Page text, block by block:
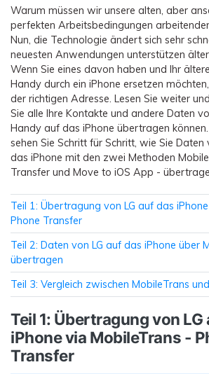
Warum müssen wir unsere alten, aber
perfekten Arbeitsbedingungen
Nun, die Technologie ändert sich sehr
neuesten Anwendungen unterstützen
Wenn Sie eines davon haben und Ihr
Handy durch ein iPhone ersetzen
der richtigen Adresse. Lesen Sie weiter
Sie alle Ihre Kontakte und andere Daten
Handy auf das iPhone übertragen
sehen Sie Schritt für Schritt, wie Sie
das iPhone mit den zwei Methoden
Transfer und Move to iOS App -
Teil 1: Übertragung von LG auf das
Phone Transfer
Teil 2: Daten von LG auf das iPhone über
übertragen
Teil 3: Vergleich zwischen MobileTrans
Teil 1: Übertragung von LG
iPhone via MobileTrans -
Transfer